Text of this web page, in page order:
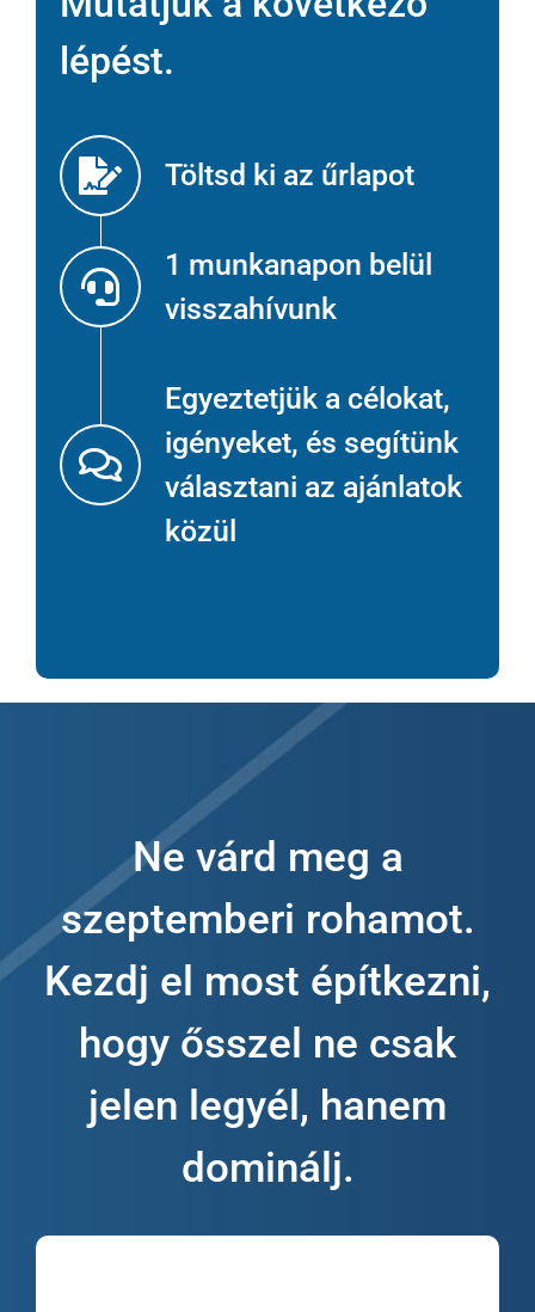
lépést.
Töltsd ki az űrlapot
1 munkanapon belül
visszahívunk
Egyeztetjük a célokat,
igényeket, és segítünk
választani az ajánlatok
közül
Ne várd meg a
szeptemberi rohamot.
Kezdj el most építkezni,
hogy ősszel ne csak
jelen legyél, hanem
dominálj.